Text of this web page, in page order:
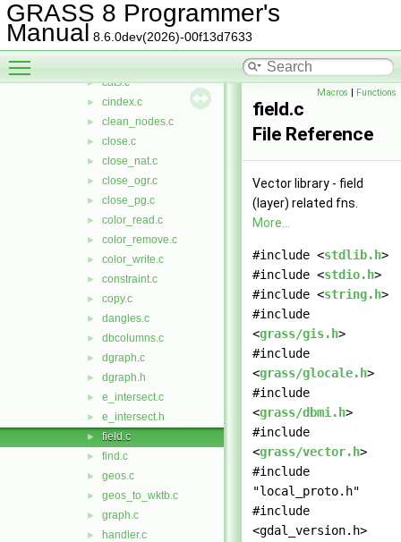
GRASS 8 Programmer's
Manual 8.6.0dev(2026)-00f13d7633
► build_nat.c
► build_ogr.c
► build_pg.c
► cats.c
► cindex.c
► clean_nodes.c
► close.c
► close_nat.c
► close_ogr.c
► close_pg.c
► color_read.c
► color_remove.c
► color_write.c
► constraint.c
► copy.c
► dangles.c
► dbcolumns.c
► dgraph.c
► dgraph.h
► e_intersect.c
► e_intersect.h
► field.c
► find.c
► geos.c
► geos_to_wktb.c
► graph.c
► handler.c
Macros | Functions
field.c
File Reference
Vector library - field
(layer) related fns.
More...
#include <stdlib.h>
#include <stdio.h>
#include <string.h>
#include
<grass/gis.h>
#include
<grass/glocale.h>
#include
<grass/dbmi.h>
#include
<grass/vector.h>
#include
"local_proto.h"
#include
<gdal_version.h>